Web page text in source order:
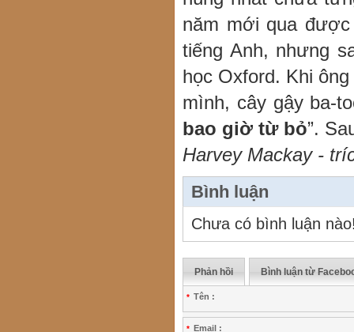
năm mới qua
tiếng Anh, nhưng
học Oxford. Khi
mình, cây gậy ba-
bao giờ từ bỏ”.
Harvey Mackay -
Bình luận
Chưa có bình luận
Phản hồi Bình luận từ
* Tên :
* Email :